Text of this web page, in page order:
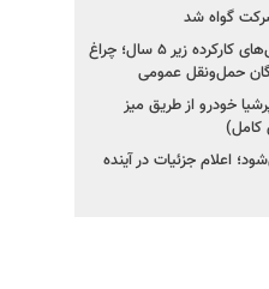
گواه شد
صدور مجوز واردات اتوبوس‌های کارکرده زیر ۵ سال؛ چراغ
حمل‌ونقل عمومی
خودرو از طریق میز
کامل)
اعلام جزئیات در آینده